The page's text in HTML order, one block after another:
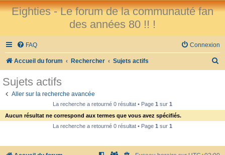
Eighties - Le forum de la communauté fan
des années 80 !! !
FAQ Connexion
Accueil du forum Rechercher Sujets actifs
Sujets actifs
Aller sur la recherche avancée
La recherche a retourné 0 résultat • Page 1 sur 1
Aucun résultat ne correspond aux termes que vous avez spécifiés.
La recherche a retourné 0 résultat • Page 1 sur 1